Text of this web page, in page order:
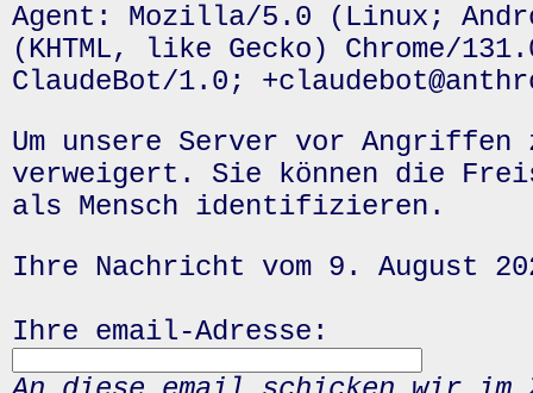
Agent: Mozilla/5.0 (Linux;
(KHTML, like Gecko) Chrome/
ClaudeBot/1.0;
Um unsere Server vor
verweigert. Sie können die
als Mensch identifizieren.
Ihre Nachricht vom 9. August
Ihre email-Adresse: